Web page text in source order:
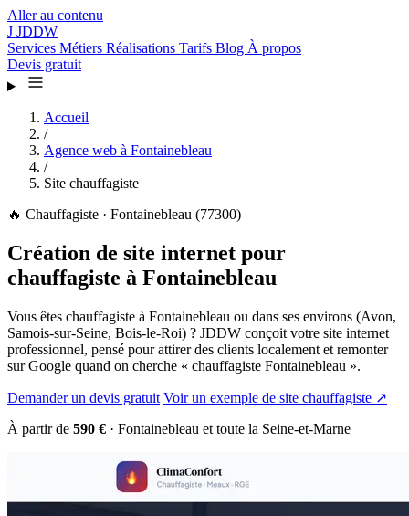
Aller au contenu
J JDDW
Services Métiers Réalisations Tarifs Blog À propos
Devis gratuit
Accueil
/
Agence web à Fontainebleau
/
Site chauffagiste
🔥 Chauffagiste · Fontainebleau (77300)
Création de site internet pour
chauffagiste à Fontainebleau
Vous êtes chauffagiste à Fontainebleau ou dans ses environs (Avon,
Samois-sur-Seine, Bois-le-Roi) ? JDDW conçoit votre site internet
professionnel, pensé pour attirer des clients localement et remonter
sur Google quand on cherche « chauffagiste Fontainebleau ».
Demander un devis gratuit Voir un exemple de site chauffagiste ↗
À partir de 590 € · Fontainebleau et toute la Seine-et-Marne